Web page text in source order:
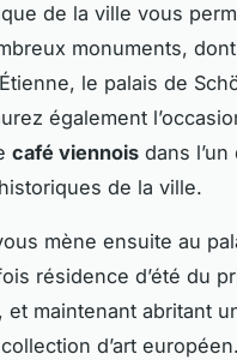
de la ville vous
monuments,
le palais de
également
café viennois dans l’un
de la ville.
mène ensuite au
résidence d’été du
et maintenant abritant
d’art